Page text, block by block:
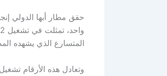
حقق مطار أبها الدولي
المتسارع الذي يشهده